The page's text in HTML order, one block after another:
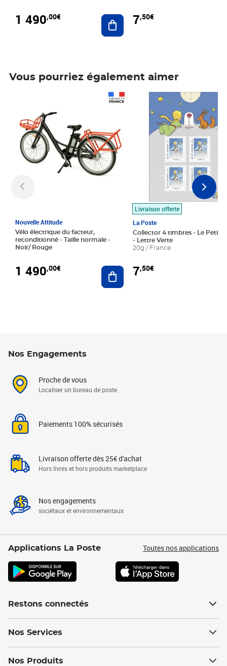
1 490,00€ Ajouter au panier
7,50€
Vous pourriez également aimer
Nouvelle Attitude
Vélo électrique du facteur,
reconditionné - Taille normale -
Noir/ Rouge
1 490,00€ Ajouter au panier
Livraison offerte
La Poste
Collector 4 timbres - Le Petit
- Lettre Verte
20g / France
7,50€
Prix 7,50€
Nos Engagements
Proche de vous
Localiser un bureau de poste
Paiements 100% sécurisés
Livraison offerte dès 25€ d'achat
Hors livres et hors produits marketplace
Nos engagements
sociétaux et environnementaux
Applications La Poste Toutes nos applications
Restons connectés
Nos Services
Nos Produits